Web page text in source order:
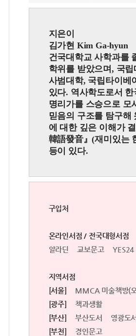
지은이
김가현 Kim Ga-hyun
건국대학교 사학과를
학위를 받았으며, 국
사범대학, 국립타이베
있다. 역사학도로서
명리가를 스승으로 모
믿음의 구조를 탐구해
에 대한 깊은 이해가
韓語發音』(재미있는
등이 있다.
구입처
온라인서점 / 전국대형서점
알라딘
교보문고 YES24
지역서점
[서울] MMCA 미술책방(
[광주] 책과생활
[부산]부산도서
영광도
[부천] 경인문고